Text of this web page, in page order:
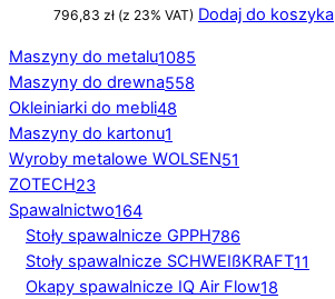
796,83 zł (z 23% VAT) Dodaj do koszyka
Maszyny do metalu1085
Maszyny do drewna558
Okleiniarki do mebli48
Maszyny do kartonu1
Wyroby metalowe WOLSEN51
ZOTECH23
Spawalnictwo164
Stoły spawalnicze GPPH786
Stoły spawalnicze SCHWEIßKRAFT11
Okapy spawalnicze IQ Air Flow18